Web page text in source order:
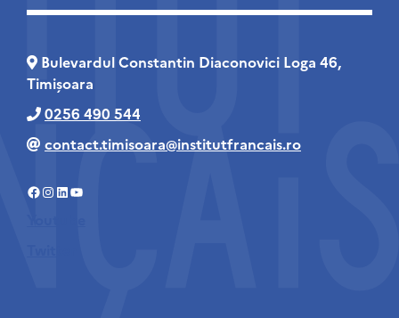
Bulevardul Constantin Diaconovici Loga 46,
Timișoara
0256 490 544
contact.timisoara@institutfrancais.ro
Facebook
Instagram
LinkedIn
YouTube